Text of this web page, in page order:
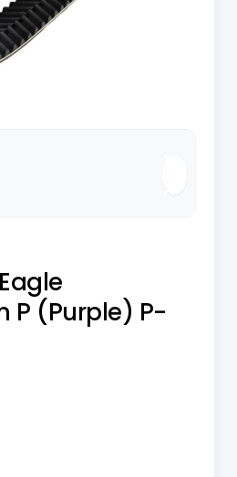
P (Purple) P-